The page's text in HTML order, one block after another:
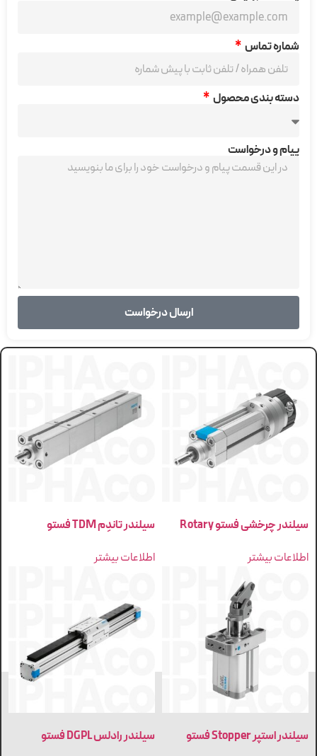
شماره تماس
دسته بندی محصول
پیام و درخواست
ارسال درخواست
سیلندر چرخشی فستو Rotary
اطلاعات بیشتر
سیلندر تاندِم TDM فستو
اطلاعات بیشتر
سیلندر استپر Stopper فستو
سیلندر رادلس DGPL فستو